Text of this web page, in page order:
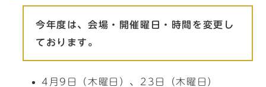
今年度は、会場・開催曜日・時間を変更し
ております。
4月9日（木曜日）、23日（木曜日）